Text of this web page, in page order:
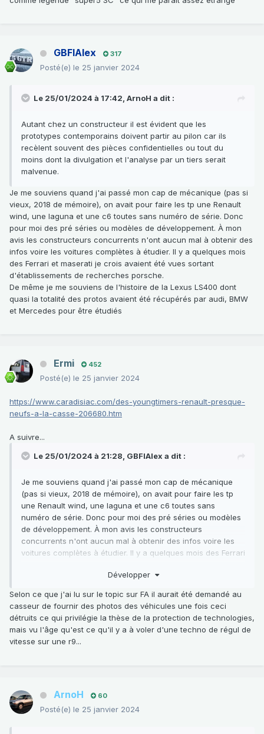
GBFIAlex 317
Posté(e) le 25 janvier 2024
Le 25/01/2024 à 17:42, ArnoH a dit :
Autant chez un constructeur il est évident que les
prototypes contemporains doivent partir au pilon car ils
recèlent souvent des pièces confidentielles ou tout du
moins dont la divulgation et l'analyse par un tiers serait
malvenue.
Je me souviens quand j'ai passé mon cap de mécanique (pas si
vieux, 2018 de mémoire), on avait pour faire les tp une Renault
wind, une laguna et une c6 toutes sans numéro de série. Donc
pour moi des pré séries ou modèles de développement. À mon
avis les constructeurs concurrents n'ont aucun mal à obtenir des
infos voire les voitures complètes à étudier. Il y a quelques mois
des Ferrari et maserati je crois avaient été vues sortant
d'établissements de recherches porsche.
De même je me souviens de l'histoire de la Lexus LS400 dont
quasi la totalité des protos avaient été récupérés par audi, BMW
et Mercedes pour être étudiés
Ermi 452
Posté(e) le 25 janvier 2024
https://www.caradisiac.com/des-youngtimers-renault-presque-
neufs-a-la-casse-206680.htm
A suivre...
Le 25/01/2024 à 21:28, GBFIAlex a dit :
Je me souviens quand j'ai passé mon cap de mécanique
(pas si vieux, 2018 de mémoire), on avait pour faire les tp
une Renault wind, une laguna et une c6 toutes sans
numéro de série. Donc pour moi des pré séries ou modèles
de développement. À mon avis les constructeurs
concurrents n'ont aucun mal à obtenir des infos voire les
voitures complètes à étudier. Il y a quelques mois des Ferrari
d'établissements de recherches porsche.
dont quasi la totalité des protos avaient été récupérés par
audi, BMW et Mercedes pour être étudiés
Développer
Selon ce que j'ai lu sur le topic sur FA il aurait été demandé au
casseur de fournir des photos des véhicules une fois ceci
détruits ce qui privilégie la thèse de la protection de technologies,
mais vu l'âge qu'est ce qu'il y a à voler d'une techno de régul de
vitesse sur une r9...
ArnoH 60
Posté(e) le 25 janvier 2024